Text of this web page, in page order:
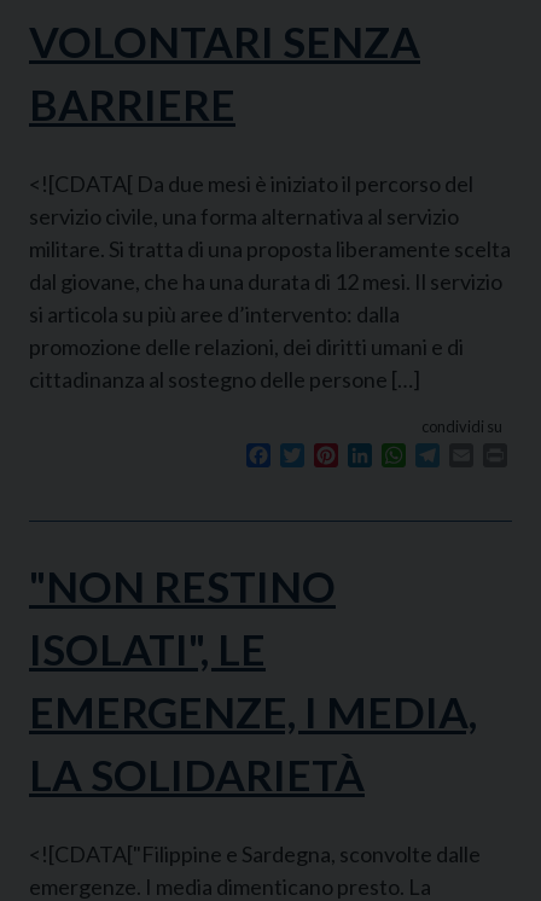
VOLONTARI SENZA
BARRIERE
<![CDATA[ Da due mesi è iniziato il percorso del
servizio civile, una forma alternativa al servizio
militare. Si tratta di una proposta liberamente scelta
dal giovane, che ha una durata di 12 mesi. Il servizio
si articola su più aree d’intervento: dalla
promozione delle relazioni, dei diritti umani e di
cittadinanza al sostegno delle persone […]
condividi su
Facebook
TwitterPinterestLinkedInWhatsApp
"NON RESTINO
ISOLATI", LE
EMERGENZE, I MEDIA,
LA SOLIDARIETÀ
<![CDATA["Filippine e Sardegna, sconvolte dalle
emergenze. I media dimenticano presto. La